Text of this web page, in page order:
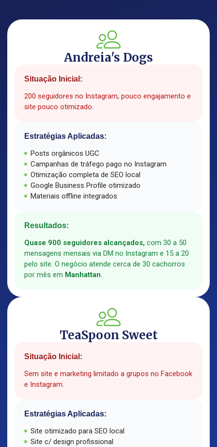
Andreia's Dogs
Situação Inicial:
200 seguidores no Instagram, pouco engajamento e
site pouco otimizado.
Estratégias Aplicadas:
Posts orgânicos UGC
Campanhas de tráfego pago no Instagram
Otimização completa de SEO local
Google Business Profile otimizado
Materiais offline integrados
Resultados:
Quase 900 seguidores alcançados, com 30 a 50
mensagens mensais via DM no Instagram e 15 a 20
pelo site. O negócio atende cerca de 30 cachorros
por mês em Manhattan.
TeaSpoon Sweet
Situação Inicial:
Sem site e marketing limitado a grupos no Facebook
e Instagram.
Estratégias Aplicadas:
Site otimizado para SEO local
Site c/ design profissional